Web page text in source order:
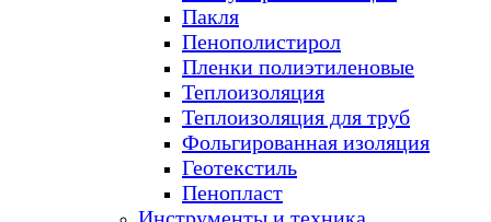
Пакля
Пенополистирол
Пленки полиэтиленовые
Теплоизоляция
Теплоизоляция для труб
Фольгированная изоляция
Геотекстиль
Пенопласт